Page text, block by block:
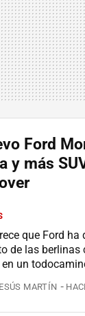
Ford
y más
que Ford
de las
un
MARTÍN